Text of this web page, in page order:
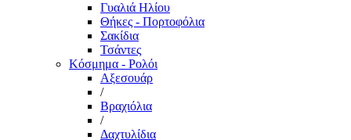
Γυαλιά Ηλίου
Θήκες - Πορτοφόλια
Σακίδια
Τσάντες
Κόσμημα - Ρολόι
Αξεσουάρ
/
Βραχιόλια
/
Δαχτυλίδια